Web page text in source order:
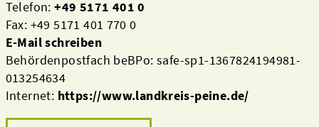
Telefon:+49 5171 401 0
Fax: +49 5171 401 770 0
E-Mail schreiben
Behördenpostfach beBPo: safe-sp1-1367824194981-
013254634
Internet: https://www.landkreis-peine.de/